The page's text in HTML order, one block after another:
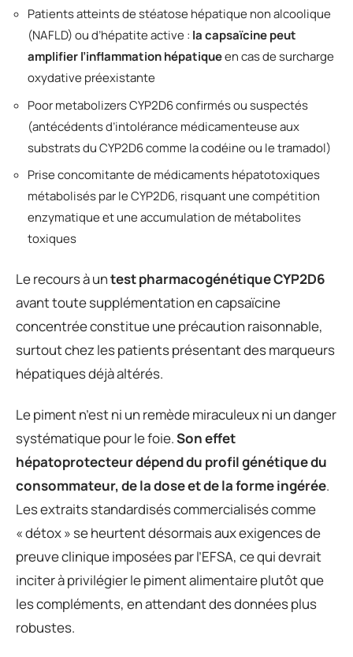
Patients atteints de stéatose hépatique non alcoolique
(NAFLD) ou d’hépatite active : la capsaïcine peut
amplifier l’inflammation hépatiqueen cas de surcharge
oxydative préexistante
Poor metabolizers CYP2D6 confirmés ou suspectés
(antécédents d’intolérance médicamenteuse aux
substrats du CYP2D6 comme la codéine ou le tramadol)
Prise concomitante de médicaments hépatotoxiques
métabolisés par le CYP2D6, risquant une compétition
enzymatique et une accumulation de métabolites
toxiques
Le recours à untest pharmacogénétique CYP2D6
avant toute supplémentation en capsaïcine
concentrée constitue une précaution raisonnable,
surtout chez les patients présentant des marqueurs
hépatiques déjà altérés.
Le piment n’est ni un remède miraculeux ni un danger
systématique pour le foie.Son effet
hépatoprotecteur dépend du profil génétique du
consommateur, de la dose et de la forme ingérée.
Les extraits standardisés commercialisés comme
« détox » se heurtent désormais aux exigences de
preuve clinique imposées par l’EFSA, ce qui devrait
inciter à privilégier le piment alimentaire plutôt que
les compléments, en attendant des données plus
robustes.